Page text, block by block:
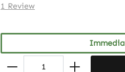
Average rating of 4 out of 5
1 Review